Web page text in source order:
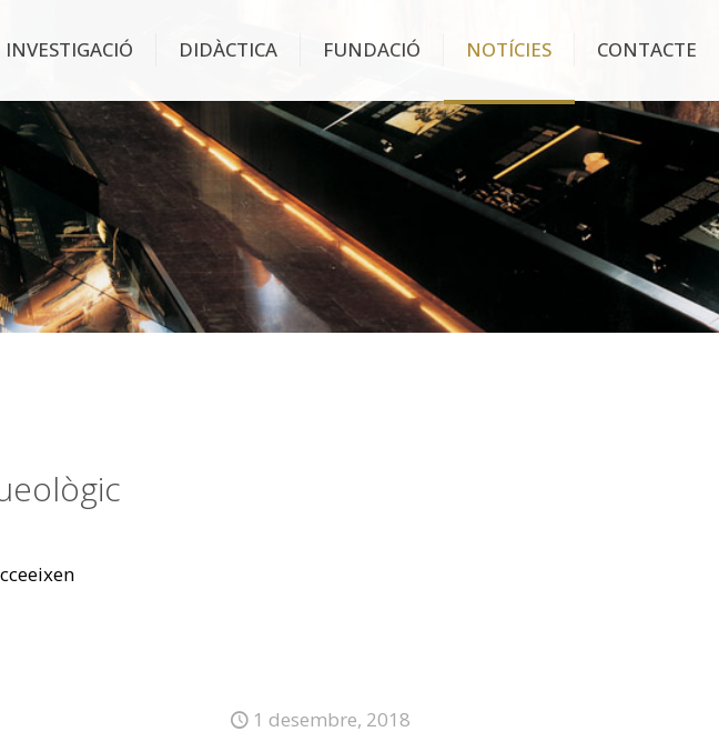
INVESTIGACIÓ DIDÀCTICA FUNDACIÓ NOTÍCIES CONTACTE
1 desembre, 2018